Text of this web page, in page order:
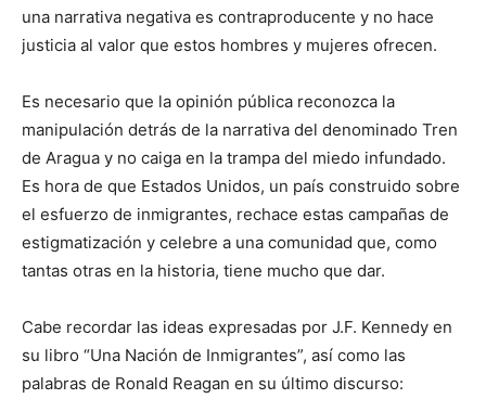
una narrativa negativa es contraproducente y no hace
justicia al valor que estos hombres y mujeres ofrecen.
Es necesario que la opinión pública reconozca la
manipulación detrás de la narrativa del denominado Tren
de Aragua y no caiga en la trampa del miedo infundado.
Es hora de que Estados Unidos, un país construido sobre
el esfuerzo de inmigrantes, rechace estas campañas de
estigmatización y celebre a una comunidad que, como
tantas otras en la historia, tiene mucho que dar.
Cabe recordar las ideas expresadas por J.F. Kennedy en
su libro “Una Nación de Inmigrantes”, así como las
palabras de Ronald Reagan en su último discurso: